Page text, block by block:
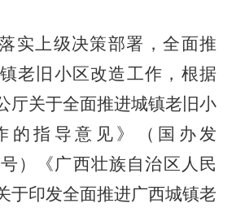
实上级决策部署，全面推
老旧小区改造工作，根据
厅关于全面推进城镇老旧小
的指导意见》（国办发
号）《广西壮族自治区人民
于印发全面推进广西城镇老